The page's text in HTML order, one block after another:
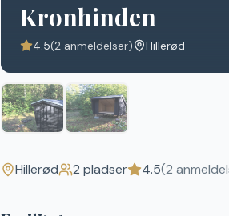
Kronhinden
4.5(2 anmeldelser) Hillerød
Hillerød 2 pladser 4.5(2